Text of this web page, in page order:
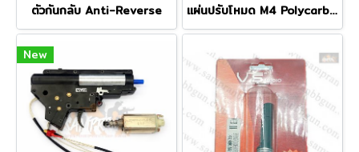
ตัวกันกลับ Anti-Reverse แผ่นปรับโหมด M4 Polycarbonate
New